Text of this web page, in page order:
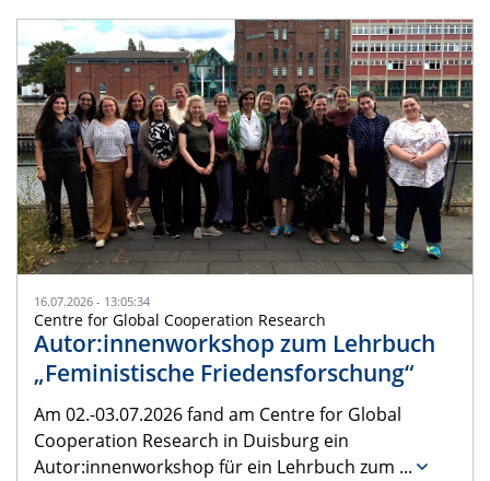
16.07.2026 - 13:05:34
Centre for Global Cooperation Research
Autor:innenworkshop zum Lehrbuch
„Feministische Friedensforschung“
Am 02.-03.07.2026 fand am Centre for Global
Cooperation Research in Duisburg ein
Autor:innenworkshop für ein Lehrbuch zum ...